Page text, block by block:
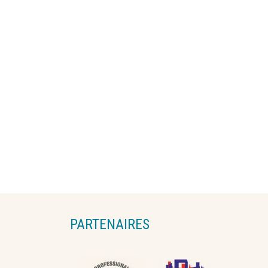
PARTENAIRES